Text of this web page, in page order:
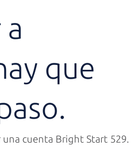
que
cuenta Bright Start 529.